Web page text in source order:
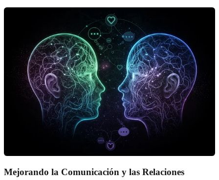
Mejorando la Comunicación y las Relaciones